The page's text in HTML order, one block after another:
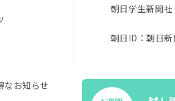
なお知らせ
朝日学生新聞社
朝日ID：朝日